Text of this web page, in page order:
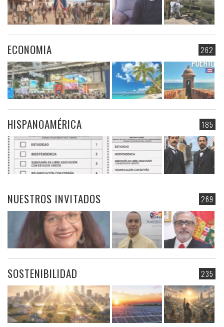
262
ECONOMIA
185
HISPANOAMÉRICA
269
NUESTROS INVITADOS
235
SOSTENIBILIDAD